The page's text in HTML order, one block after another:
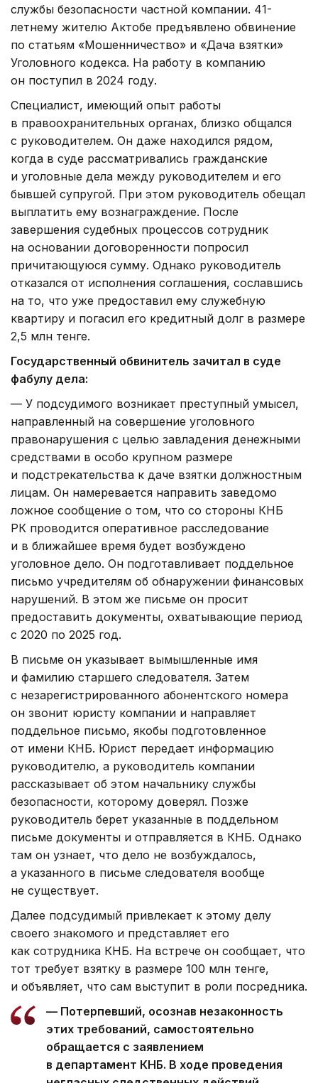
службы безопасности частной компании. 41-
летнему жителю Актобе предъявлено обвинение
по статьям «Мошенничество» и «Дача взятки»
Уголовного кодекса. На работу в компанию
он поступил в 2024 году.
Специалист, имеющий опыт работы
в правоохранительных органах, близко общался
с руководителем. Он даже находился рядом,
когда в суде рассматривались гражданские
и уголовные дела между руководителем и его
бывшей супругой. При этом руководитель обещал
выплатить ему вознаграждение. После
завершения судебных процессов сотрудник
на основании договоренности попросил
причитающуюся сумму. Однако руководитель
отказался от исполнения соглашения, сославшись
на то, что уже предоставил ему служебную
квартиру и погасил его кредитный долг в размере
2,5 млн тенге.
Государственный обвинитель зачитал в суде
фабулу дела:
— У подсудимого возникает преступный умысел,
направленный на совершение уголовного
правонарушения с целью завладения денежными
средствами в особо крупном размере
и подстрекательства к даче взятки должностным
лицам. Он намеревается направить заведомо
ложное сообщение о том, что со стороны КНБ
РК проводится оперативное расследование
и в ближайшее время будет возбуждено
уголовное дело. Он подготавливает поддельное
письмо учредителям об обнаружении финансовых
нарушений. В этом же письме он просит
предоставить документы, охватывающие период
с 2020 по 2025 год.
В письме он указывает вымышленные имя
и фамилию старшего следователя. Затем
с незарегистрированного абонентского номера
он звонит юристу компании и направляет
поддельное письмо, якобы подготовленное
от имени КНБ. Юрист передает информацию
руководителю, а руководитель компании
рассказывает об этом начальнику службы
безопасности, которому доверял. Позже
руководитель берет указанные в поддельном
письме документы и отправляется в КНБ. Однако
там он узнает, что дело не возбуждалось,
а указанного в письме следователя вообще
не существует.
Далее подсудимый привлекает к этому делу
своего знакомого и представляет его
как сотрудника КНБ. На встрече он сообщает, что
тот требует взятку в размере 100 млн тенге,
и объявляет, что сам выступит в роли посредника.
— Потерпевший, осознав незаконность
этих требований, самостоятельно
обращается с заявлением
в департамент КНБ. В ходе проведения